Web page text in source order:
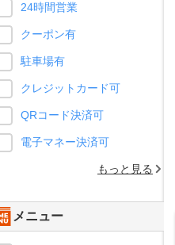
24時間営業
クーポン有
駐車場有
クレジットカード可
QRコード決済可
電子マネー決済可
もっと見る
メニュー